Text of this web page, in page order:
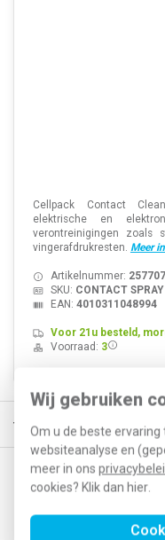
Wij gebruiken
Om u de beste
websiteanalyse en
meer in ons
cookies? Klik dan hier.
Cellpack Contact
elektrische en
verontreinigingen zoals
vingerafdrukresten. Meer
Artikelnummer: 257707
SKU: CONTACT
EAN: 4010311048994
Voor 21u besteld,
Voorraad: 3
Gratis verzending vanaf € 150
Op de hoogte